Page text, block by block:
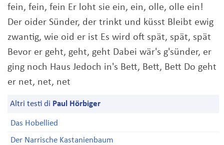
fein, fein, fein Er loht sie ein, ein, olle, olle ein!
Der oider Sünder, der trinkt und küsst Bleibt ewig
zwantig, wie oid er ist Es wird oft spät, spät, spät
Bevor er geht, geht, geht Dabei wär's g'sünder, er
ging noch Haus Jedoch in's Bett, Bett, Bett Do geht
er net, net, net
Altri testi di Paul Hörbiger
Das Hobellied
Der Narrische Kastanienbaum